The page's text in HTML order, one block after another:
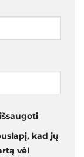
kad jų
vėl